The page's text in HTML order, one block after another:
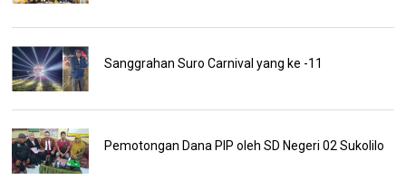
Sanggrahan Suro Carnival yang ke -11
Pemotongan Dana PIP oleh SD Negeri 02 Sukolilo